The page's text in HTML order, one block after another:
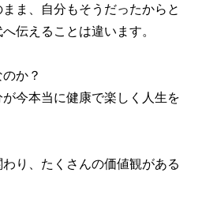
ま、自分もそうだったからと
伝えることは違います。
か？
今本当に健康で楽しく人生を
り、たくさんの価値観がある